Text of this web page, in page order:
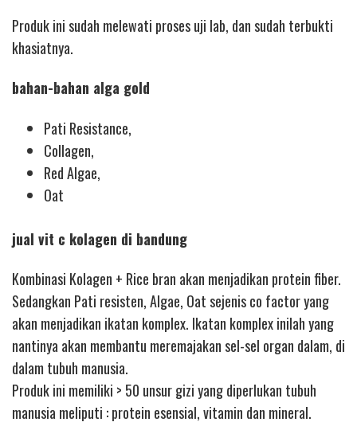
Produk ini sudah melewati proses uji lab, dan sudah terbukti
khasiatnya.
bahan-bahan alga gold
Pati Resistance,
Collagen,
Red Algae,
Oat
jual vit c kolagen di bandung
Kombinasi Kolagen + Rice bran akan menjadikan protein fiber.
Sedangkan Pati resisten, Algae, Oat sejenis co factor yang
akan menjadikan ikatan komplex. Ikatan komplex inilah yang
nantinya akan membantu meremajakan sel-sel organ dalam, di
dalam tubuh manusia.
Produk ini memiliki > 50 unsur gizi yang diperlukan tubuh
manusia meliputi : protein esensial, vitamin dan mineral.